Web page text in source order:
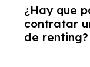
Romeo
franquicia
mensuales.
¿Hay que
contratar
de renting?